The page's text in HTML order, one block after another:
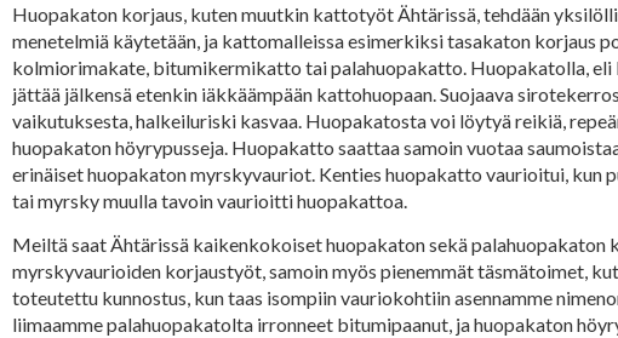
Huopakaton korjaus, kuten muutkin kattotyöt Ähtärissä, tehdään
menetelmiä käytetään, ja kattomalleissa esimerkiksi tasakaton korjaus
kolmiorimakate, bitumikermikatto tai palahuopakatto. Huopakatolla,
jättää jälkensä etenkin iäkkäämpään kattohuopaan. Suojaava
vaikutuksesta, halkeiluriski kasvaa. Huopakatosta voi löytyä reikiä,
huopakaton höyrypusseja. Huopakatto saattaa samoin vuotaa
erinäiset huopakaton myrskyvauriot. Kenties huopakatto vaurioitui,
tai myrsky muulla tavoin vaurioitti huopakattoa.
Meiltä saat Ähtärissä kaikenkokoiset huopakaton sekä
myrskyvaurioiden korjaustyöt, samoin myös pienemmät täsmätoimet,
toteutettu kunnostus, kun taas isompiin vauriokohtiin asennamme
liimaamme palahuopakatolta irronneet bitumipaanut, ja huopakaton